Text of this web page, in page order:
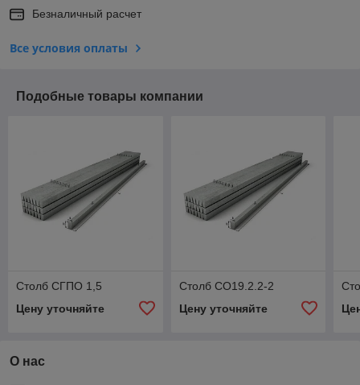
Безналичный расчет
Все условия оплаты
Подобные товары компании
Столб СГПО 1,5
Цену уточняйте
Столб СО19.2.2-2
Цену уточняйте
О нас